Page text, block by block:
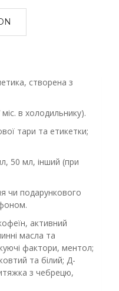
створена з
міс. в холодильнику).
тари та етикетки;
50 мл, інший (при
чи подарункового
активний
масла та
фактори, ментол;
та білий; Д-
з чебрецю,